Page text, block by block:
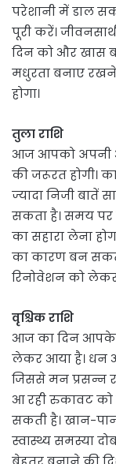
परेशानी में डाल
पूरी करें।
दिन को और खास
मधुरता बनाए
होगा।
तुला राशि
आज आपको अपनी
की जरूरत होगी।
ज्यादा निजी बातें
सकता है। समय
का सहारा लेना
का कारण बन
रिनोवेशन को
वृश्चिक राशि
आज का दिन आपके
लेकर आया है। धन
जिससे मन प्रसन्न
आ रही रुकावट
सकती है। खान-
स्वास्थ्य समस्या